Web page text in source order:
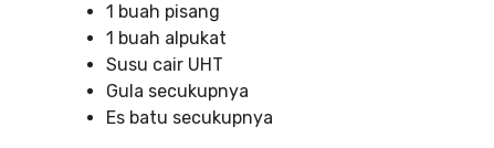
1 buah pisang
1 buah alpukat
Susu cair UHT
Gula secukupnya
Es batu secukupnya